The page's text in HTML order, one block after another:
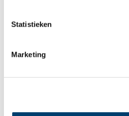
Statistieken
Marketing